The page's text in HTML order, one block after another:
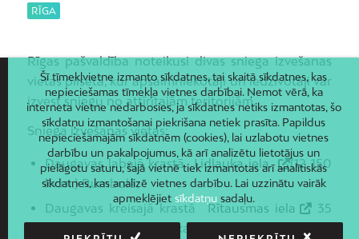
RĪGA
Rīgas pašvaldība noteikusi divas sniega izvešanas
vietas pilsētā, kur apsaimniekotāji un iedzīvotāji var
izvest sniegu no attīrītajām teritorijām.
Sniega izvešanas vietas:
Daugavas labajā krastāLidlauka iela
(12 150
kv.m.) Rumbulā;
Daugavas kreisajā krastāRītausmas iela
35
(18 833 kv.m.) Ziepniekkalnā.
Šī tīmekļvietne izmanto sīkdatnes, tai skaitā sīkdatnes, kas
nepieciešamas tīmekļa vietnes darbībai. Ņemot vērā, ka
interneta vietne nedarbosies, ja sīkdatnes netiks izmantotas, šo
sīkdatņu izmantošanai piekrišana netiek prasīta. Papildus
nepieciešamajām sīkdatnēm (cookies), lai uzlabotu vietnes
darbību un pakalpojumus, kā arī analizētu lietotājus un
pielāgotu saturu, šajā vietnē tiek izmantotas arī analītiskās
sīkdatnes, kas analizē vietnes darbību. Lai uzzinātu vairāk
apmeklējiet sīkdatņusadaļu.